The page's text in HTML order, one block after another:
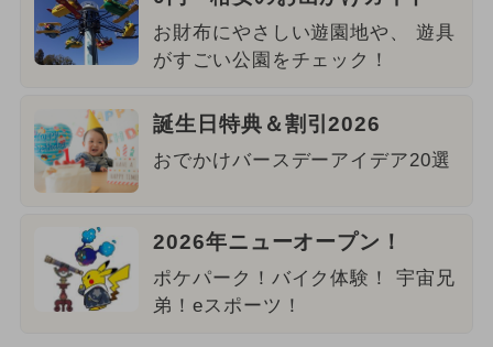
お財布にやさしい遊園地や、 遊具
がすごい公園をチェック！
誕生日特典＆割引2026
おでかけバースデーアイデア20選
2026年ニューオープン！
ポケパーク！バイク体験！ 宇宙兄
弟！eスポーツ！